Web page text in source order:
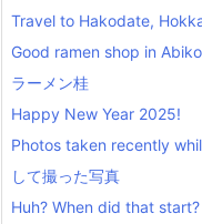
Travel to Hakodate,
Good ramen shop in
ラーメン桂
Happy New Year 2025!
Photos taken recently
して撮った写真
Huh? When did that